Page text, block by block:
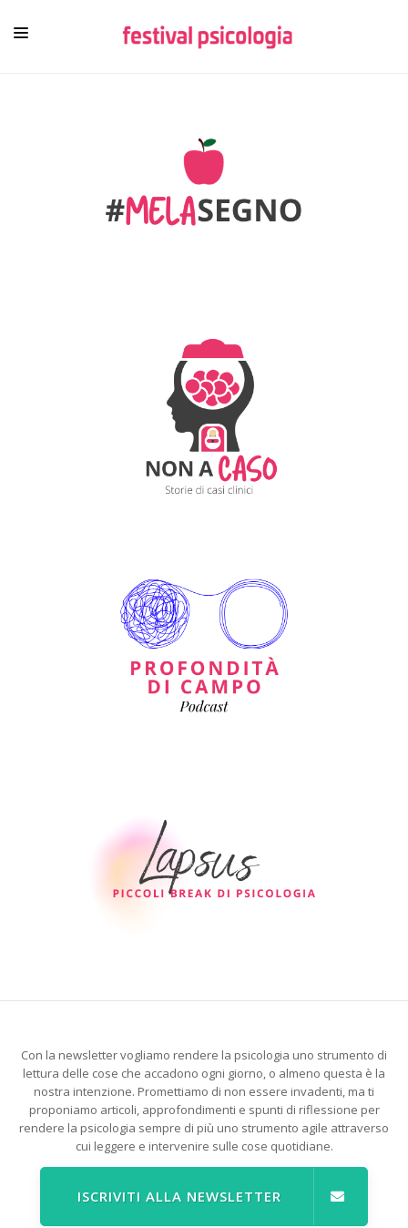
Con la newsletter vogliamo rendere la psicologia uno strumento di
lettura delle cose che accadono ogni giorno, o almeno questa è la
nostra intenzione. Promettiamo di non essere invadenti, ma ti
proponiamo articoli, approfondimenti e spunti di riflessione per
rendere la psicologia sempre di più uno strumento agile attraverso
cui leggere e intervenire sulle cose quotidiane.
ISCRIVITI ALLA NEWSLETTER